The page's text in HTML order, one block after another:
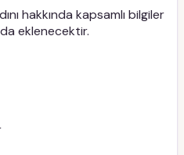
hakkında kapsamlı bilgiler
eklenecektir.